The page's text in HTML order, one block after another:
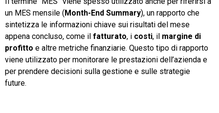
un MES mensile ( Month-End Summary), un rapporto che
sintetizza le informazioni chiave sui risultati del mese
appena concluso, come il fatturato, i costi, il margine di
profitto e altre metriche finanziarie. Questo tipo di rapporto
viene utilizzato per monitorare le prestazioni dell’azienda e
per prendere decisioni sulla gestione e sulle strategie
future.